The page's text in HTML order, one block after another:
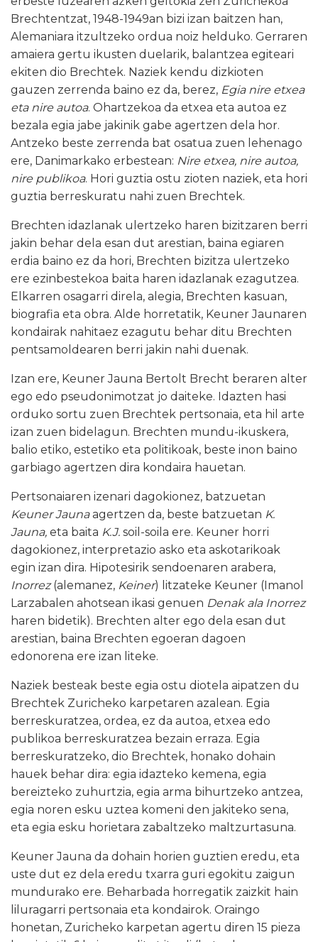
Brechtentzat, 1948-1949an bizi izan baitzen han,
Alemaniara itzultzeko ordua noiz helduko. Gerraren
amaiera gertu ikusten duelarik, balantzea egiteari
ekiten dio Brechtek. Naziek kendu dizkioten
gauzen zerrenda baino ez da, berez, Egia nire etxea
eta nire autoa. Ohartzekoa da etxea eta autoa ez
bezala egia jabe jakinik gabe agertzen dela hor.
Antzeko beste zerrenda bat osatua zuen lehenago
ere, Danimarkako erbestean: Nire etxea, nire autoa,
nire publikoa. Hori guztia ostu zioten naziek, eta hori
guztia berreskuratu nahi zuen Brechtek.
Brechten idazlanak ulertzeko haren bizitzaren berri
jakin behar dela esan dut arestian, baina egiaren
erdia baino ez da hori, Brechten bizitza ulertzeko
ere ezinbestekoa baita haren idazlanak ezagutzea.
Elkarren osagarri direla, alegia, Brechten kasuan,
biografia eta obra. Alde horretatik, Keuner Jaunaren
kondairak nahitaez ezagutu behar ditu Brechten
pentsamoldearen berri jakin nahi duenak.
Izan ere, Keuner Jauna Bertolt Brecht beraren alter
ego edo pseudonimotzat jo daiteke. Idazten hasi
orduko sortu zuen Brechtek pertsonaia, eta hil arte
izan zuen bidelagun. Brechten mundu-ikuskera,
balio etiko, estetiko eta politikoak, beste inon baino
garbiago agertzen dira kondaira hauetan.
Pertsonaiaren izenari dagokionez, batzuetan
Keuner Jaunaagertzen da, beste batzuetan K.
Jauna, eta baita K.J. soil-soila ere. Keuner horri
dagokionez, interpretazio asko eta askotarikoak
egin izan dira. Hipotesirik sendoenaren arabera,
Inorrez(alemanez, Keiner) litzateke Keuner (Imanol
Larzabalen ahotsean ikasi genuen Denak ala Inorrez
haren bidetik). Brechten alter ego dela esan dut
arestian, baina Brechten egoeran dagoen
edonorena ere izan liteke.
Naziek besteak beste egia ostu diotela aipatzen du
Brechtek Zuricheko karpetaren azalean. Egia
berreskuratzea, ordea, ez da autoa, etxea edo
publikoa berreskuratzea bezain erraza. Egia
berreskuratzeko, dio Brechtek, honako dohain
hauek behar dira: egia idazteko kemena, egia
bereizteko zuhurtzia, egia arma bihurtzeko antzea,
egia noren esku uztea komeni den jakiteko sena,
eta egia esku horietara zabaltzeko maltzurtasuna.
Keuner Jauna da dohain horien guztien eredu, eta
uste dut ez dela eredu txarra guri egokitu zaigun
mundurako ere. Beharbada horregatik zaizkit hain
liluragarri pertsonaia eta kondairok. Oraingo
honetan, Zuricheko karpetan agertu diren 15 pieza